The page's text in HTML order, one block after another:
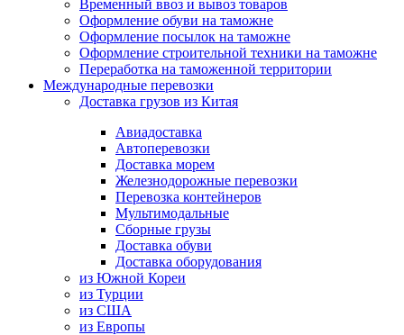
Временный ввоз и вывоз товаров
Оформление обуви на таможне
Оформление посылок на таможне
Оформление строительной техники на таможне
Переработка на таможенной территории
Международные перевозки
Доставка грузов из Китая
Авиадоставка
Автоперевозки
Доставка морем
Железнодорожные перевозки
Перевозка контейнеров
Мультимодальные
Сборные грузы
Доставка обуви
Доставка оборудования
из Южной Кореи
из Турции
из США
из Европы